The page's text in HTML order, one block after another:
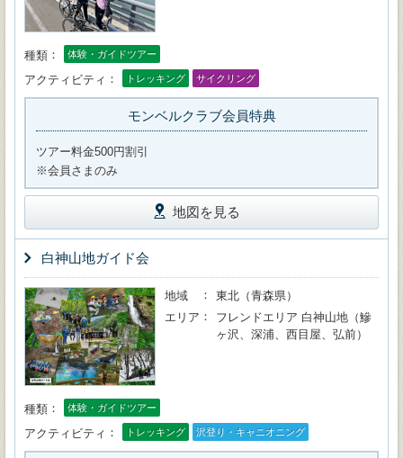
種類 体験・ガイドツアー
アクティビティ トレッキング サイクリング
モンベルクラブ会員特典
ツアー料金500円割引
※会員さまのみ
地図を見る
白神山地ガイド会
地域
東北（青森県）
エリア
フレンドエリア 白神山地（鰺
ヶ沢、深浦、西目屋、弘前）
種類 体験・ガイドツアー
アクティビティ トレッキング 沢登り・キャニオニング